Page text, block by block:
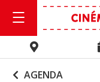
AGENDA